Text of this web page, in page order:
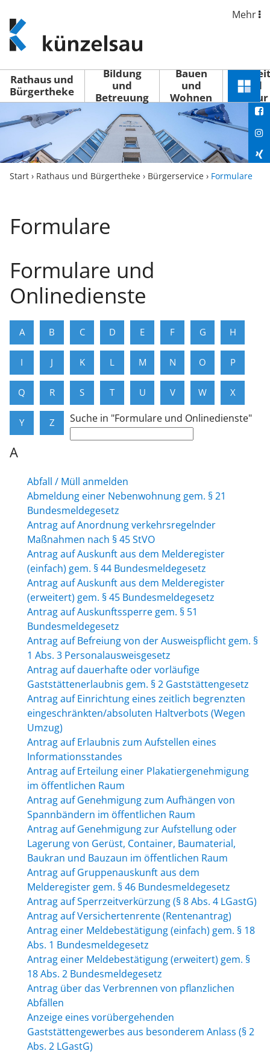
www.kuenzelsau.de
(zur
Startseite)
Mehr
Rathaus und
Bürgertheke
Bildung
und
Betreuung
Bauen
und
Wohnen
Freizeit
und
Kultur
Menü
Start › Rathaus und Bürgertheke › Bürgerservice › Formulare
Formulare
Formulare und
Onlinedienste
A B C D E F G H
I J K L M N O P
Q R S T U V W X
Y Z Suche in "Formulare und Onlinedienste"
A
Abfall / Müll anmelden
Abmeldung einer Nebenwohnung gem. § 21
Bundesmeldegesetz
Antrag auf Anordnung verkehrsregelnder
Maßnahmen nach § 45 StVO
Antrag auf Auskunft aus dem Melderegister
(einfach) gem. § 44 Bundesmeldegesetz
Antrag auf Auskunft aus dem Melderegister
(erweitert) gem. § 45 Bundesmeldegesetz
Antrag auf Auskunftssperre gem. § 51
Bundesmeldegesetz
Antrag auf Befreiung von der Ausweispflicht gem. §
1 Abs. 3 Personalausweisgesetz
Antrag auf dauerhafte oder vorläufige
Gaststättenerlaubnis gem. § 2 Gaststättengesetz
Antrag auf Einrichtung eines zeitlich begrenzten
eingeschränkten/absoluten Haltverbots (Wegen
Umzug)
Antrag auf Erlaubnis zum Aufstellen eines
Informationsstandes
Antrag auf Erteilung einer Plakatiergenehmigung
im öffentlichen Raum
Antrag auf Genehmigung zum Aufhängen von
Spannbändern im öffentlichen Raum
Antrag auf Genehmigung zur Aufstellung oder
Lagerung von Gerüst, Container, Baumaterial,
Baukran und Bauzaun im öffentlichen Raum
Antrag auf Gruppenauskunft aus dem
Melderegister gem. § 46 Bundesmeldegesetz
Antrag auf Sperrzeitverkürzung (§ 8 Abs. 4 LGastG)
Antrag auf Versichertenrente (Rentenantrag)
Antrag einer Meldebestätigung (einfach) gem. § 18
Abs. 1 Bundesmeldegesetz
Antrag einer Meldebestätigung (erweitert) gem. §
18 Abs. 2 Bundesmeldegesetz
Antrag über das Verbrennen von pflanzlichen
Abfällen
Anzeige eines vorübergehenden
Gaststättengewerbes aus besonderem Anlass (§ 2
Abs. 2 LGastG)